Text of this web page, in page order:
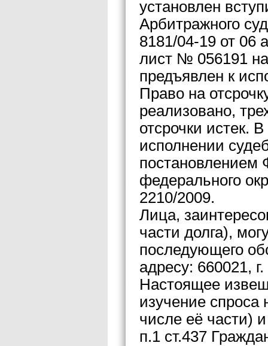
установлен
Арбитражного
8181/04-19 от 06
лист № 056191
предъявлен к
Право на
реализовано,
отсрочки истек.
исполнении
постановлением
федерального
2210/2009.
Лица,
части долга),
последующего
адресу: 660021,
Настоящее
изучение спроса
числе её части)
п.1 ст.437